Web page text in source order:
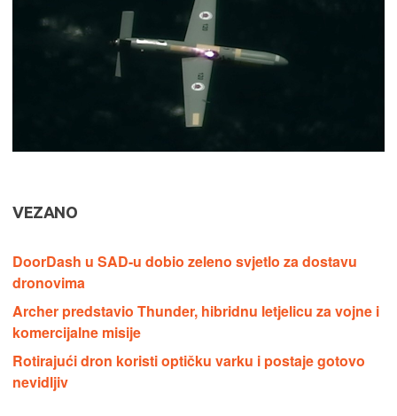
VEZANO
DoorDash u SAD-u dobio zeleno svjetlo za dostavu
dronovima
Archer predstavio Thunder, hibridnu letjelicu za vojne i
komercijalne misije
Rotirajući dron koristi optičku varku i postaje gotovo
nevidljiv